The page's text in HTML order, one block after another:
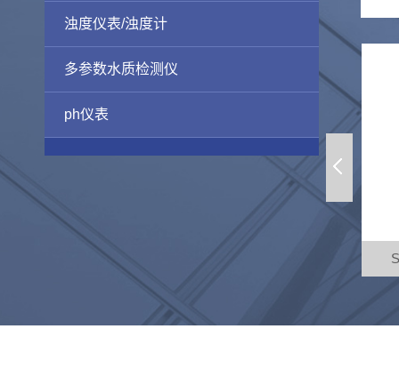
线PH/ORP控制器
浊度仪表/浊度计
多参数水质检测仪
ph仪表